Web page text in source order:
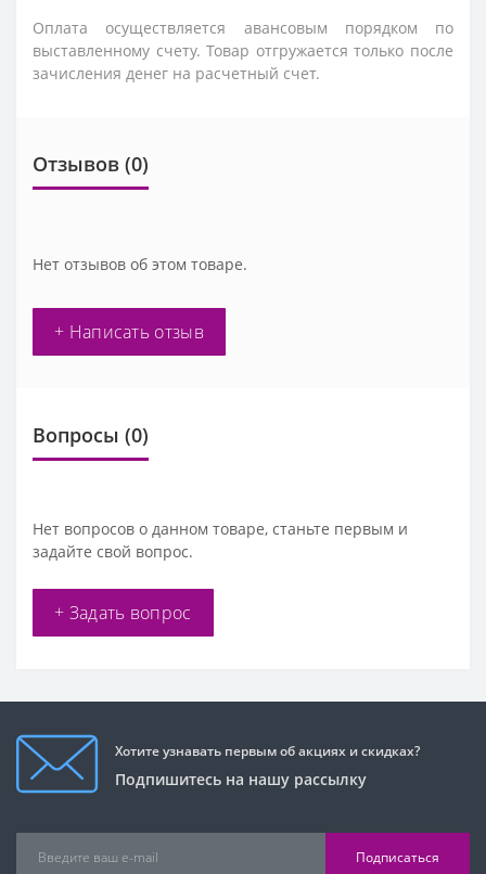
Оплата осуществляется авансовым порядком по
выставленному счету. Товар отгружается только после
зачисления денег на расчетный счет.
Отзывов (0)
Нет отзывов об этом товаре.
+ Написать отзыв
Вопросы (0)
Нет вопросов о данном товаре, станьте первым и
задайте свой вопрос.
+ Задать вопрос
Хотите узнавать первым об акциях и скидках?
Подпишитесь на нашу рассылку
Подписаться